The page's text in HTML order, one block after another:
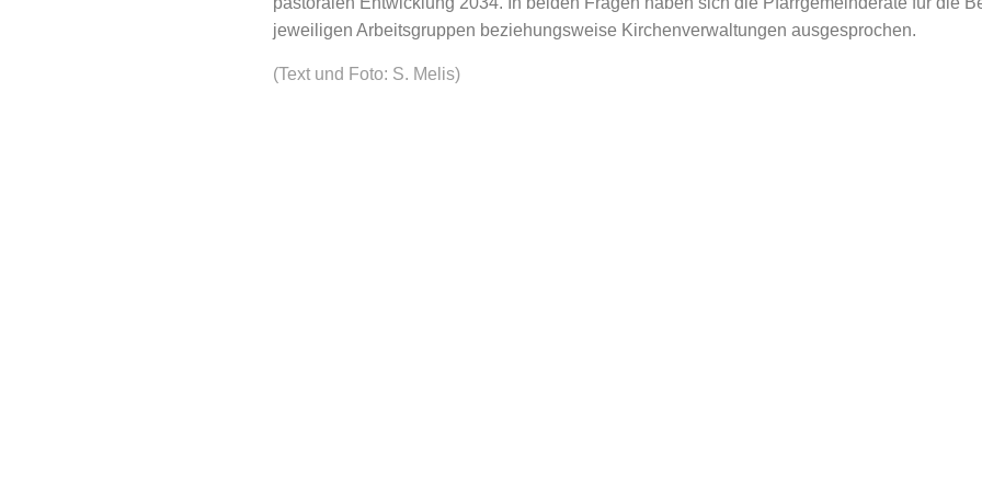
jeweiligen Arbeitsgruppen beziehungsweise Kirchenverwaltungen ausgesprochen.
(Text und Foto: S. Melis)